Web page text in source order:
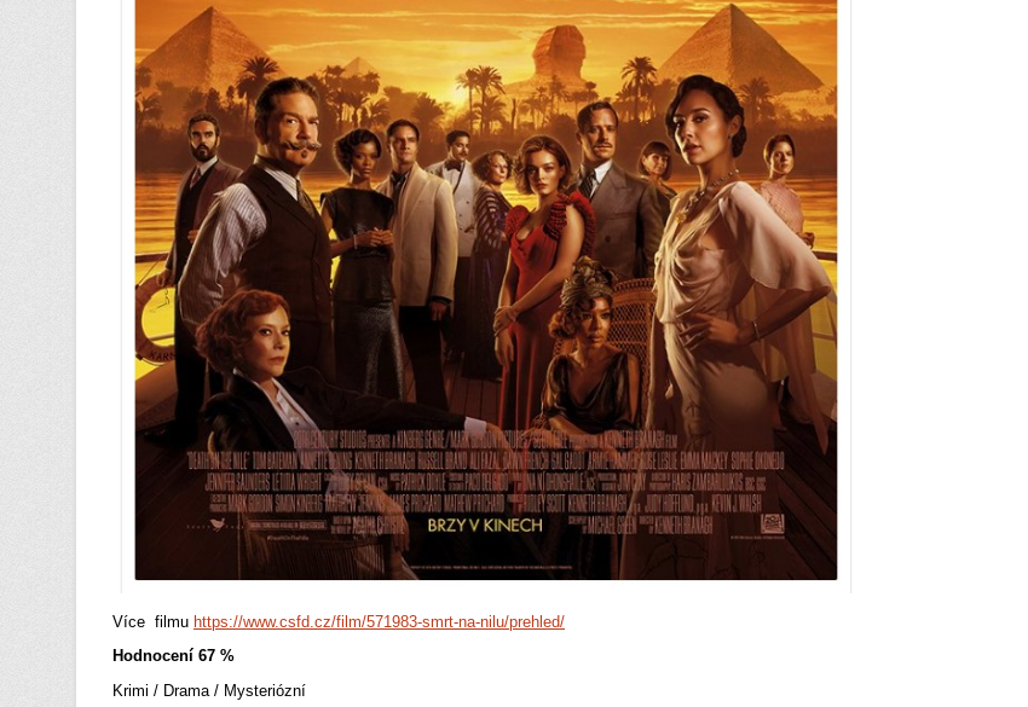
Více filmu https://www.csfd.cz/film/571983-smrt-na-nilu/prehled/
Hodnocení 67 %
Krimi / Drama / Mysteriózní